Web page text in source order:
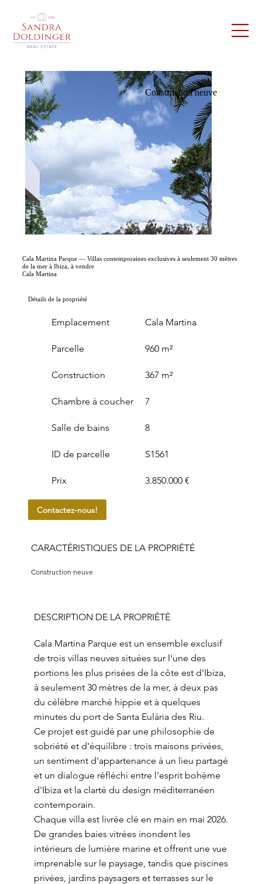
Construction neuve
Cala Martina Parque — Villas contemporaines exclusives à seulement 30 mètres
de la mer à Ibiza, à vendre
Cala Martina
Détails de la propriété
Emplacement
Parcelle
Construction
Cala Martina
960 m²
367 m²
Chambre à coucher
Salle de bains
7
8
ID de parcelle
Prix
S1561
3.850.000 €
Contactez-nous!
CARACTÉRISTIQUES DE LA PROPRIÉTÉ
Construction neuve
DESCRIPTION DE LA PROPRIÉTÉ
Cala Martina Parque est un ensemble exclusif
de trois villas neuves situées sur l'une des
portions les plus prisées de la côte est d'Ibiza,
à seulement 30 mètres de la mer, à deux pas
du célèbre marché hippie et à quelques
minutes du port de Santa Eulària des Riu.
Ce projet est guidé par une philosophie de
sobriété et d'équilibre : trois maisons privées,
un sentiment d'appartenance à un lieu partagé
et un dialogue réfléchi entre l'esprit bohème
d'Ibiza et la clarté du design méditerranéen
contemporain.
Chaque villa est livrée clé en main en mai 2026.
De grandes baies vitrées inondent les
intérieurs de lumière marine et offrent une vue
imprenable sur le paysage, tandis que piscines
privées, jardins paysagers et terrasses sur le